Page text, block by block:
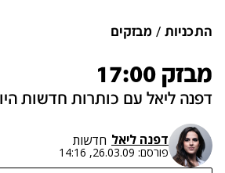
התכניות מבזקים
מבזק 17:00
דפנה ליאל עם כותרות חדשות
דפנה ליאל חדשות
פורסם: 26.03.09, 14:16